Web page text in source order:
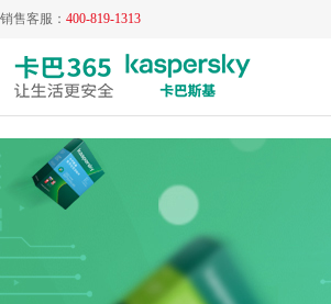
销售客服： 400-819-1313